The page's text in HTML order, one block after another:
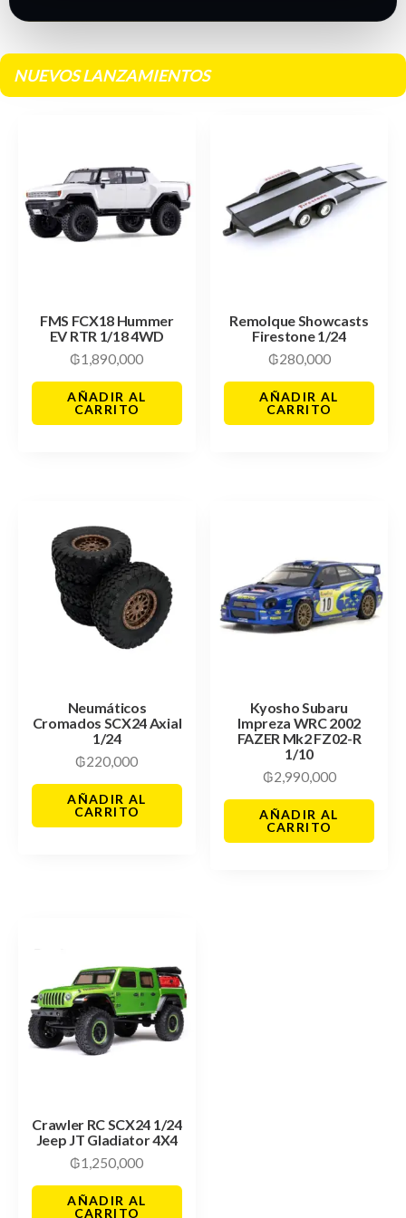
NUEVOS LANZAMIENTOS
FMS FCX18 Hummer
EV RTR 1/18 4WD
₲1,890,000
AÑADIR AL
CARRITO
Remolque Showcasts
Firestone 1/24
₲280,000
AÑADIR AL
CARRITO
Neumáticos
Cromados SCX24 Axial
1/24
₲220,000
AÑADIR AL
CARRITO
Kyosho Subaru
Impreza WRC 2002
FAZER Mk2 FZ02-R
1/10
₲2,990,000
AÑADIR AL
CARRITO
Crawler RC SCX24 1/24
Jeep JT Gladiator 4X4
₲1,250,000
AÑADIR AL
CARRITO